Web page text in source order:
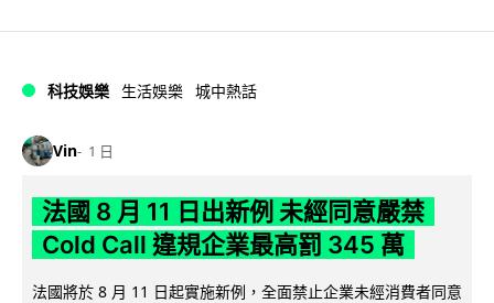
科技娛樂 生活娛樂 城中熱話
Vin 1 日
法國 8 月 11 日出新例 未經同意嚴禁
Cold Call 違規企業最高罰 345 萬
法國將於 8 月 11 日起實施新例，全面禁止企業未經消費者同意